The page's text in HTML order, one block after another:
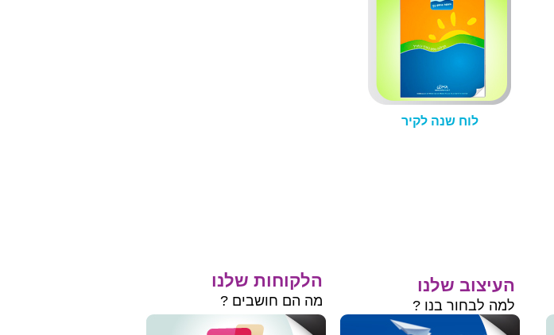
לוח שנה לקיר
העיצוב שלנו
למה לבחור בנו ?
הלקוחות שלנו
מה הם חושבים ?